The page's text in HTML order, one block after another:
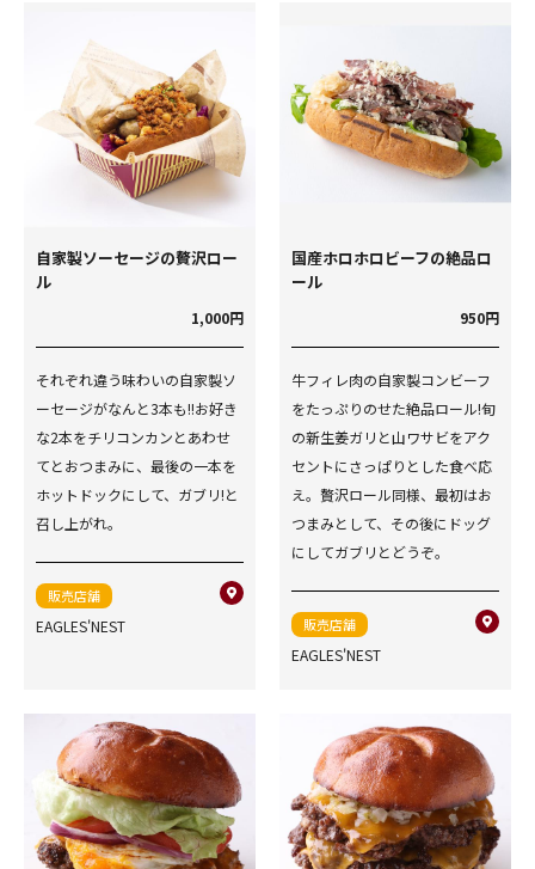
自家製ソーセージの贅沢ロー
ル
1,000円
それぞれ違う味わいの自家製ソ
ーセージがなんと3本も!!お好き
な2本をチリコンカンとあわせ
てとおつまみに、最後の一本を
ホットドックにして、ガブリ!と
召し上がれ。
販売店舗
EAGLES'NEST
国産ホロホロビーフの絶品ロ
ール
950円
牛フィレ肉の自家製コンビーフ
をたっぷりのせた絶品ロール!旬
の新生姜ガリと山ワサビをアク
セントにさっぱりとした食べ応
え。贅沢ロール同様、最初はお
つまみとして、その後にドッグ
にしてガブリとどうぞ。
販売店舗
EAGLES'NEST